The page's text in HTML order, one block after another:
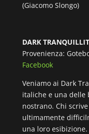
(Giacomo Slongo)
DARK
Provenienza:
Facebook
Veniamo ai Dark
italiche e una
nostrano. Chi
ultimamente
una loro